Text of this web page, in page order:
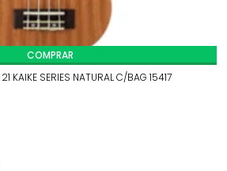
KAIKE SERIES NATURAL C/BAG 15417
COMPRAR